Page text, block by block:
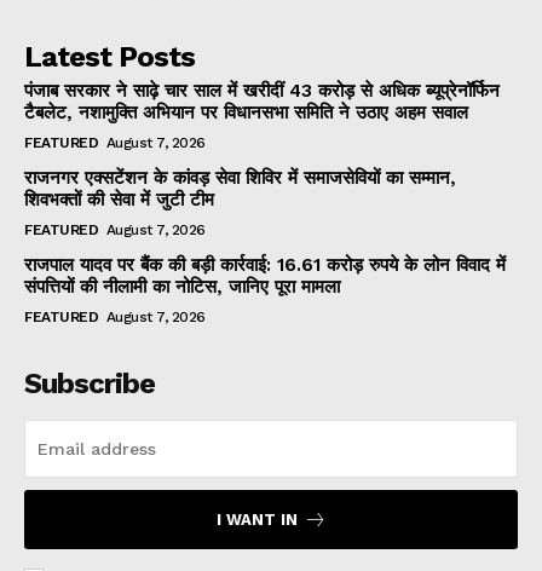
Latest Posts
पंजाब सरकार ने साढ़े चार साल में खरीदीं 43 करोड़ से अधिक ब्यूप्रेनॉर्फिन
टैबलेट, नशामुक्ति अभियान पर विधानसभा समिति ने उठाए अहम सवाल
FEATURED August 7, 2026
राजनगर एक्सटेंशन के कांवड़ सेवा शिविर में समाजसेवियों का सम्मान,
शिवभक्तों की सेवा में जुटी टीम
FEATURED August 7, 2026
राजपाल यादव पर बैंक की बड़ी कार्रवाई: 16.61 करोड़ रुपये के लोन विवाद में
संपत्तियों की नीलामी का नोटिस, जानिए पूरा मामला
FEATURED August 7, 2026
Subscribe
I WANT IN